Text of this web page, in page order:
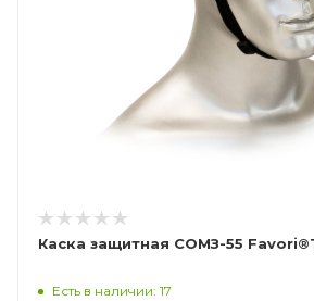
Каска защитная СОМЗ-55
Есть в наличии: 17